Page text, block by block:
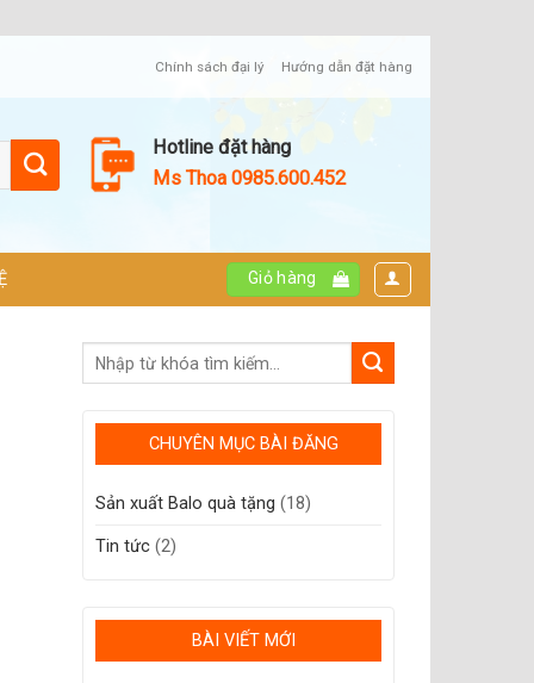
Chính sách đại lý Hướng dẫn đặt hàng
Hotline đặt hàng
Ms Thoa 0985.600.452
Giỏ hàng
CHUYÊN MỤC BÀI ĐĂNG
Sản xuất Balo quà tặng (18)
Tin tức(2)
BÀI VIẾT MỚI